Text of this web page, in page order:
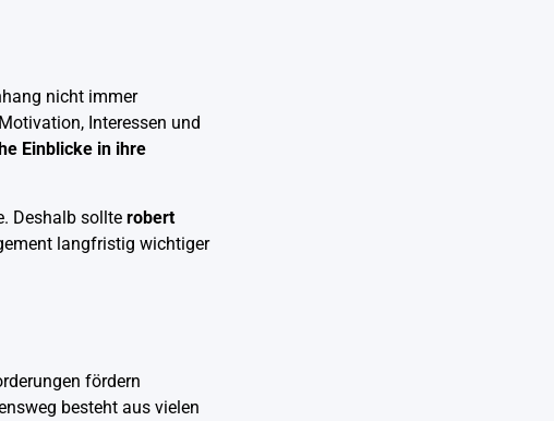
nicht immer
Interessen und
Einblicke in ihre
Deshalb sollte robert
langfristig wichtiger
fördern
besteht aus vielen